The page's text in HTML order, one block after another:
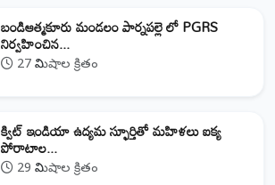
బండిఆత్మకూరు మండలం పార్నపల్లె లో PGRS
నిర్వహించిన...
27 నిమిషాల క్రితం
క్విట్ ఇండియా ఉద్యమ స్ఫూర్తితో మహిళలు ఐక్య
పోరాటాల...
29 నిమిషాల క్రితం